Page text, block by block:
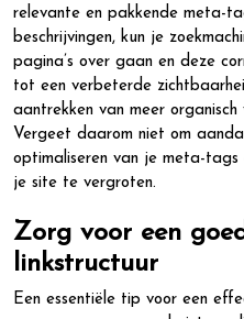
relevante en pakkende meta-
beschrijvingen, kun je
pagina’s over gaan en deze
tot een verbeterde
aantrekken van meer
Vergeet daarom niet om
optimaliseren van je meta-tags
je site te vergroten.
Zorg voor een
linkstructuur
Een essentiële tip voor een